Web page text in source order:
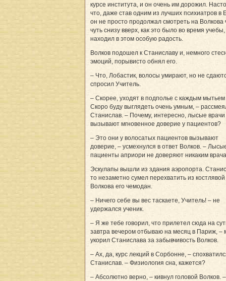
курсе института, и он очень им дорожил.
что, даже став одним из лучших психиатров в
он не просто продолжал смотреть на Волкова
чуть снизу вверх, как это было во время
находил в этом особую радость.
Волков подошел к Станиславу и, немного
эмоций, порывисто обнял его.
– Что, Лобастик, волосы умирают, но не
спросил Учитель.
– Скорее, уходят в подполье с каждым мытьем
Скоро буду выглядеть очень умным, –
Станислав. – Почему, интересно, лысые врачи
вызывают мгновенное доверие у пациентов?
– Это они у волосатых пациентов вызывают
доверие, – усмехнулся в ответ Волков. –
пациенты априори не доверяют никаким
Эскулапы вышли из здания аэропорта.
то незаметно сумел перехватить из костлявой
Волкова его чемодан.
– Ничего себе вы вес таскаете, Учитель! – не
удержался ученик.
– Я же тебе говорил, что прилетел сюда на
завтра вечером отбываю на месяц в Париж, –
укорил Станислава за забывчивость Волков.
– Ах, да, курс лекций в Сорбонне, –
Станислав. – Физиология сна, кажется?
– Абсолютно верно, – кивнул головой Волков.